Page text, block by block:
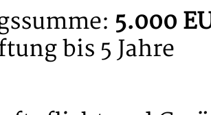
5.000
bis 5 Jahre